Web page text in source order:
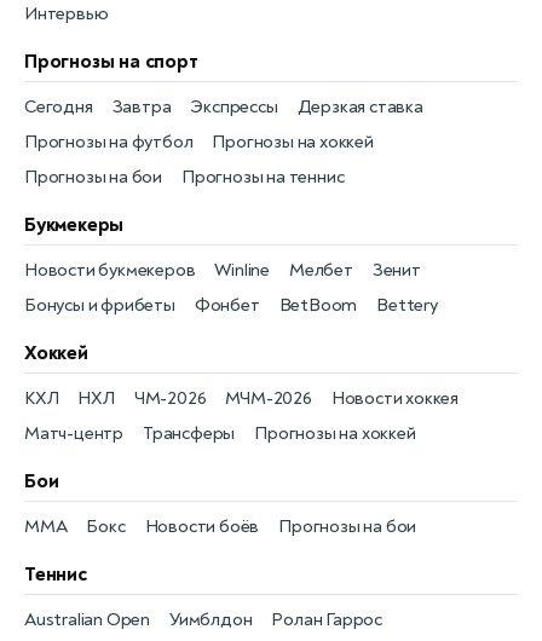
Интервью
Прогнозы на спорт
Прогнозы на футбол
Сегодня
Прогнозы на хоккей
Завтра
Прогнозы на бои
Экспрессы
Прогнозы на теннис
Дерзкая ставка
Букмекеры
Бонусы и фрибеты
Новости букмекеров
Фонбет
Winline
BetBoom
Мелбет
Bettery
Зенит
Хоккей
Новости хоккея
КХЛ
Матч-центр
НХЛ
Трансферы
ЧМ-2026
Прогнозы на хоккей
МЧМ-2026
Бои
Новости боёв
MMA Прогнозы на бои
Бокс
Теннис
Australian Open
Уимблдон
Ролан Гаррос